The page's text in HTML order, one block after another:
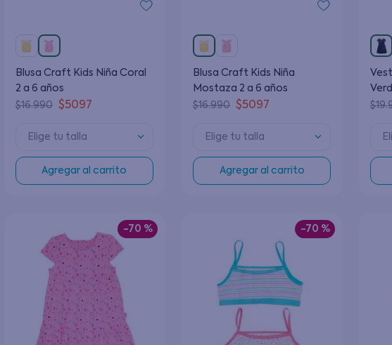
Blusa Craft Kids Niña Coral
2 a 6 años
$16.990 $5097
Elige tu talla
Agregar al carrito
Blusa Craft Kids Niña
Mostaza 2 a 6 años
$16.990 $5097
Elige tu talla
Agregar al carrito
$19.
-70 % -70 %